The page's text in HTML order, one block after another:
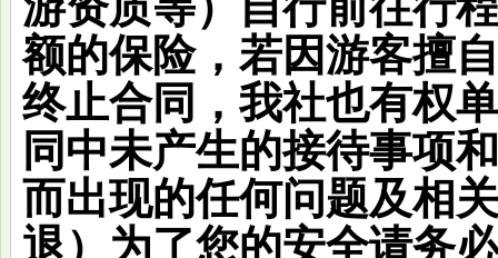
额的保险，若因游客擅
终止合同，我社也有权
同中未产生的接待事项
而出现的任何问题及相
退）为了您的安全请务